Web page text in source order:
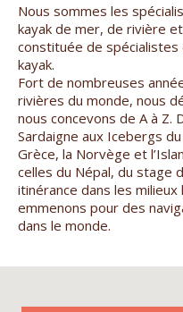
Nous sommes les
kayak de mer, de rivière
constituée de
kayak.
Fort de nombreuses
rivières du monde, nous
nous concevons de A à Z.
Sardaigne aux Icebergs
Grèce, la Norvège et
celles du Népal, du stage
itinérance dans les
emmenons pour des
dans le monde.